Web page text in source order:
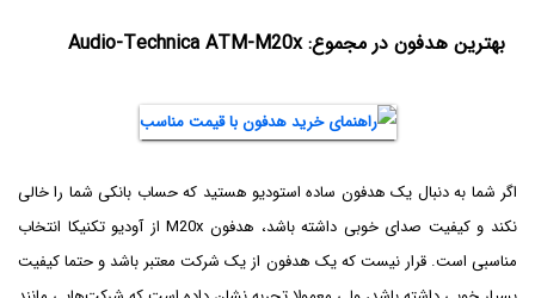
بهترین هدفون در مجموع: Audio-Technica ATM-M20x
اگر شما به دنبال یک هدفون ساده استودیو هستید که حساب بانکی شما را خالی
نکند و کیفیت صدای خوبی داشته باشد، هدفون M20x از آودیو تکنیکا انتخاب
مناسبی است. قرار نیست که یک هدفون از یک شرکت معتبر باشد و حتما کیفیت